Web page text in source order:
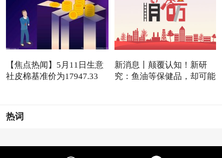
【焦点热闻】5月11日生意
社皮棉基准价为17947.33
新消息丨颠覆认知！新研
究：鱼油等保健品，却可能
热词